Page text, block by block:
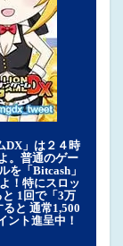
DX」は２４時
。普通のゲー
を「Bitcash」
！特にスロッ
1回で「3万
と 通常1,500
ント進呈中！